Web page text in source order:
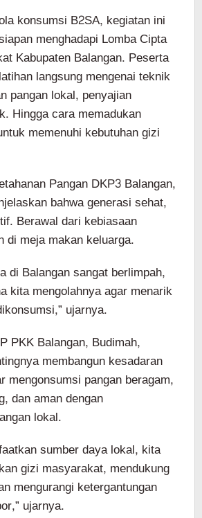
konsumsi B2SA, kegiatan ini
menghadapi Lomba Cipta
Kabupaten Balangan. Peserta
langsung mengenai teknik
pangan lokal, penyajian
Hingga cara memadukan
memenuhi kebutuhan gizi
Pangan DKP3 Balangan,
bahwa generasi sehat,
Berawal dari kebiasaan
di meja makan keluarga.
di Balangan sangat berlimpah,
kita mengolahnya agar menarik
ujarnya.
PKK Balangan, Budimah,
membangun kesadaran
mengonsumsi pangan beragam,
dan aman dengan
lokal.
sumber daya lokal, kita
gizi masyarakat, mendukung
mengurangi ketergantungan
ujarnya.